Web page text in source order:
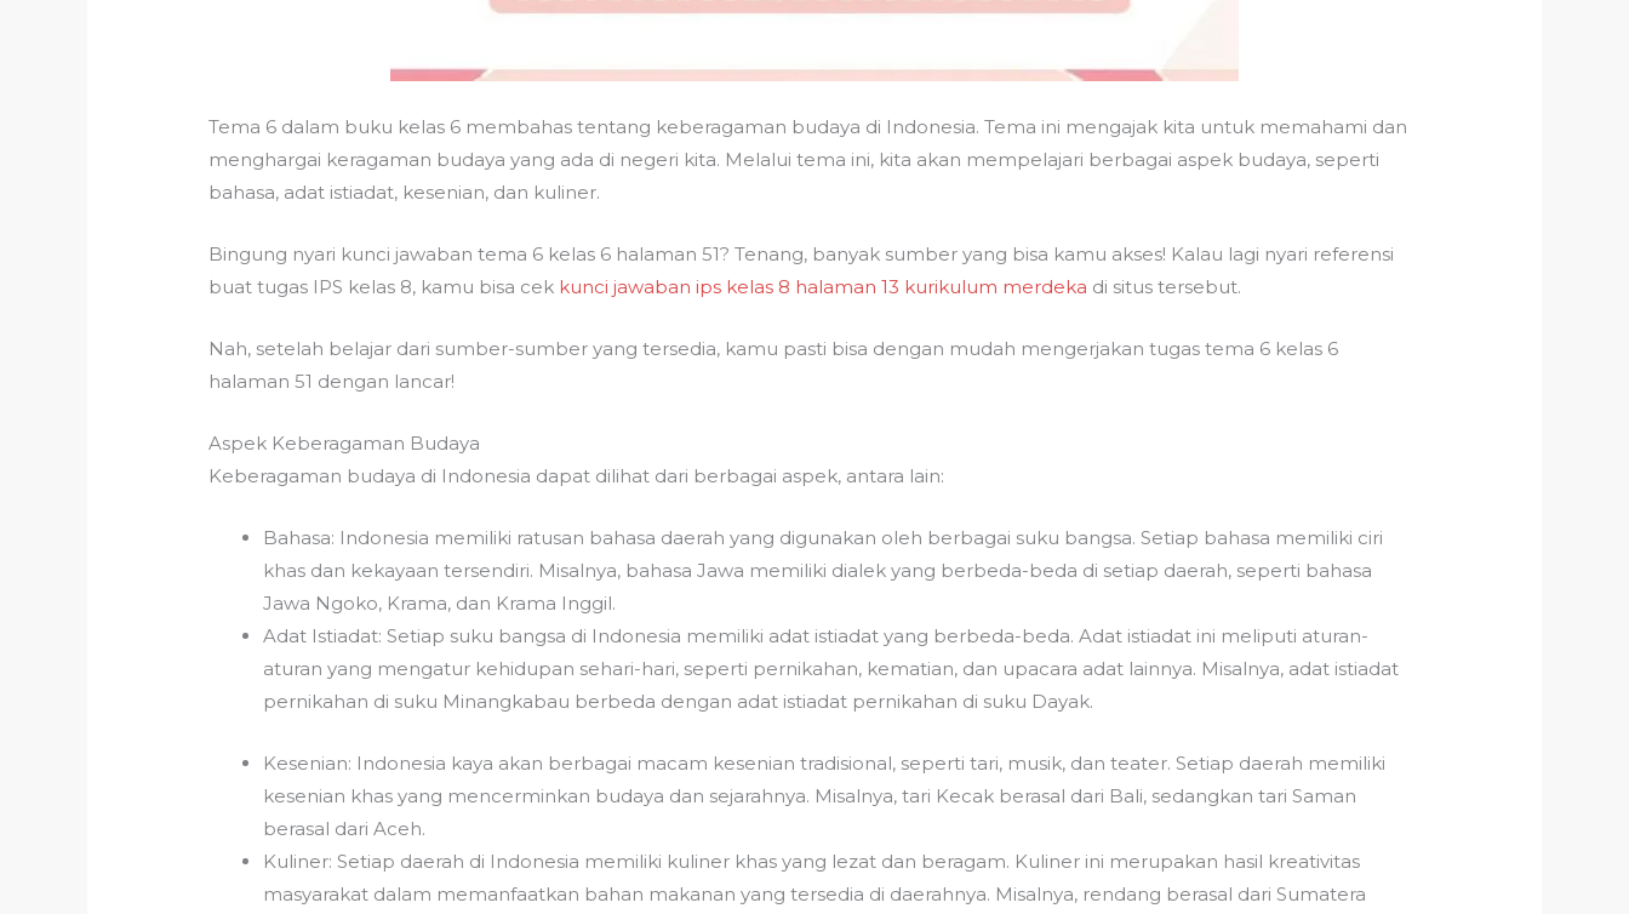
Tema 6 dalam buku kelas 6 membahas tentang keberagaman budaya di Indonesia. Tema ini mengajak kita untuk memahami dan
menghargai keragaman budaya yang ada di negeri kita. Melalui tema ini, kita akan mempelajari berbagai aspek budaya, seperti
bahasa, adat istiadat, kesenian, dan kuliner.
Bingung nyari kunci jawaban tema 6 kelas 6 halaman 51? Tenang, banyak sumber yang bisa kamu akses! Kalau lagi nyari referensi
buat tugas IPS kelas 8, kamu bisa cek kunci jawaban ips kelas 8 halaman 13 kurikulum merdeka di situs tersebut.
Nah, setelah belajar dari sumber-sumber yang tersedia, kamu pasti bisa dengan mudah mengerjakan tugas tema 6 kelas 6
halaman 51 dengan lancar!
Aspek Keberagaman Budaya
Keberagaman budaya di Indonesia dapat dilihat dari berbagai aspek, antara lain:
Bahasa: Indonesia memiliki ratusan bahasa daerah yang digunakan oleh berbagai suku bangsa. Setiap bahasa memiliki ciri
khas dan kekayaan tersendiri. Misalnya, bahasa Jawa memiliki dialek yang berbeda-beda di setiap daerah, seperti bahasa
Jawa Ngoko, Krama, dan Krama Inggil.
Adat Istiadat: Setiap suku bangsa di Indonesia memiliki adat istiadat yang berbeda-beda. Adat istiadat ini meliputi aturan-
aturan yang mengatur kehidupan sehari-hari, seperti pernikahan, kematian, dan upacara adat lainnya. Misalnya, adat istiadat
pernikahan di suku Minangkabau berbeda dengan adat istiadat pernikahan di suku Dayak.
Kesenian: Indonesia kaya akan berbagai macam kesenian tradisional, seperti tari, musik, dan teater. Setiap daerah memiliki
kesenian khas yang mencerminkan budaya dan sejarahnya. Misalnya, tari Kecak berasal dari Bali, sedangkan tari Saman
berasal dari Aceh.
Kuliner: Setiap daerah di Indonesia memiliki kuliner khas yang lezat dan beragam. Kuliner ini merupakan hasil kreativitas
masyarakat dalam memanfaatkan bahan makanan yang tersedia di daerahnya. Misalnya, rendang berasal dari Sumatera